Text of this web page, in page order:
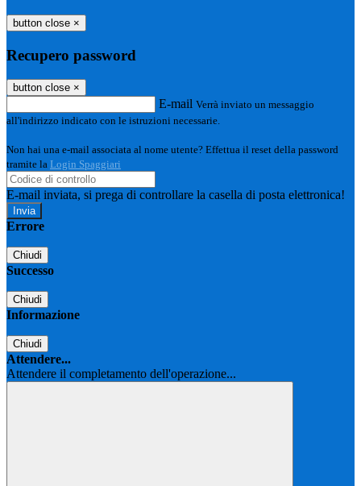
button close ×
Recupero password
button close ×
E-mail Verrà inviato un messaggio
all'indirizzo indicato con le istruzioni necessarie.
Non hai una e-mail associata al nome utente? Effettua il reset della password
tramite la Login Spaggiari
E-mail inviata, si prega di controllare la casella di posta elettronica!
Errore
Chiudi
Successo
Chiudi
Informazione
Chiudi
Attendere...
Attendere il completamento dell'operazione...